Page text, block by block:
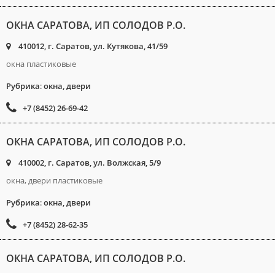
ОКНА САРАТОВА, ИП СОЛОДОВ Р.О.
410012, г. Саратов, ул. Кутякова, 41/59
окна пластиковые
Рубрика:окна, двери
+7 (8452) 26-69-42
ОКНА САРАТОВА, ИП СОЛОДОВ Р.О.
410002, г. Саратов, ул. Волжская, 5/9
окна, двери пластиковые
Рубрика:окна, двери
+7 (8452) 28-62-35
ОКНА САРАТОВА, ИП СОЛОДОВ Р.О.